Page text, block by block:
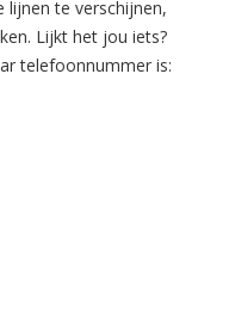
lijnen te verschijnen,
Lijkt het jou iets?
telefoonnummer is: